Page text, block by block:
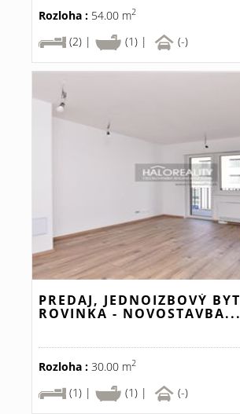
Rozloha : 54.00 m2
(2) |
(1) | (-)
PREDAJ, JEDNOIZBOVÝ BYT
ROVINKA - NOVOSTAVBA...
Rozloha : 30.00 m2
(1) |
(1) | (-)